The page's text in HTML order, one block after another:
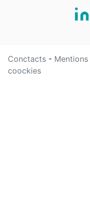
Conctacts -
coockies